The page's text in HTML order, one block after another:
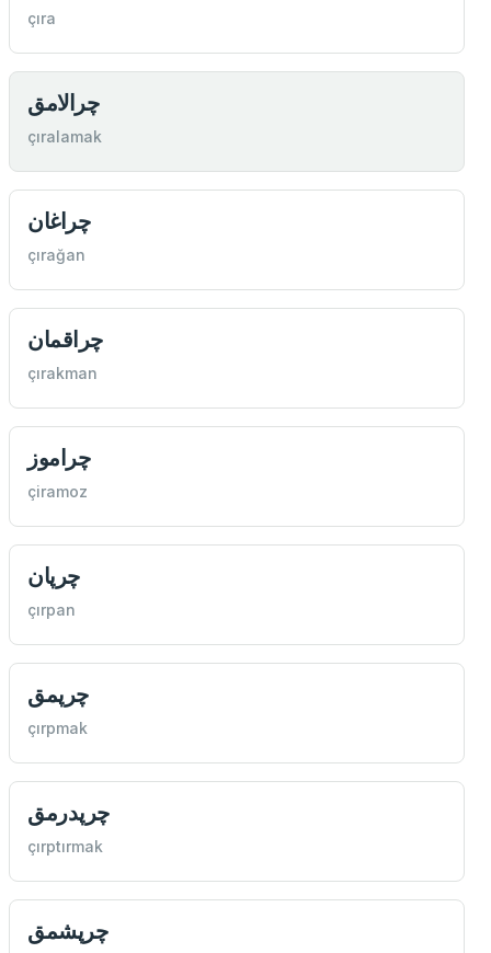
çıra
چرالامق
çıralamak
چراغان
çırağan
چراقمان
çırakman
چراموز
çiramoz
چرپان
çırpan
چرپمق
çırpmak
چرپدرمق
çırptırmak
چرپشمق